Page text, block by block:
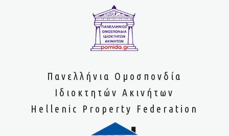
Πανελλήνια Ομοσπονδία
Ιδιοκτητών Ακινήτων
Hellenic Property Federation